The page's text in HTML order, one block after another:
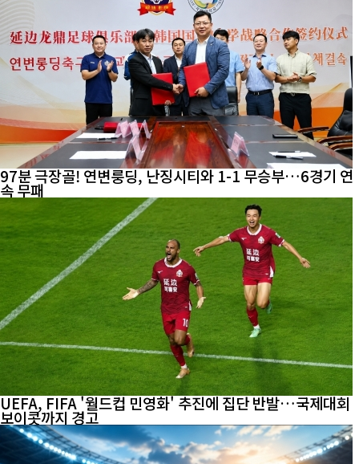
97분 극장골! 연변룽딩, 난징시티와 1-1 무승부…6경기 연
속 무패
UEFA, FIFA '월드컵 민영화' 추진에 집단 반발…국제대회
보이콧까지 경고